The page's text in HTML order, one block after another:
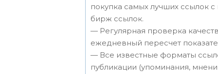
покупка самых лучших ссылок
бирж ссылок.
— Регулярная проверка
ежедневный пересчет
— Все известные форматы
публикации (упоминания,